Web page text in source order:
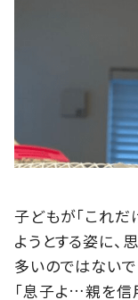
子どもが「これ
ようとする姿に
多いのではないで
「息子よ…親を信